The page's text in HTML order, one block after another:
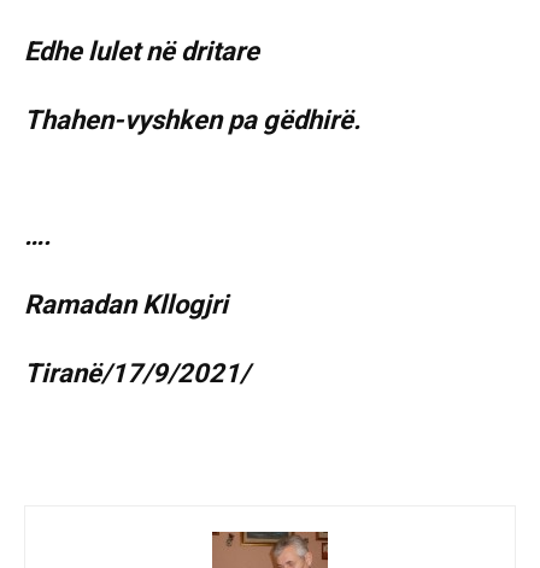
Edhe lulet në dritare
Thahen-vyshken pa gëdhirë.
….
Ramadan Kllogjri
Tiranë/17/9/2021/